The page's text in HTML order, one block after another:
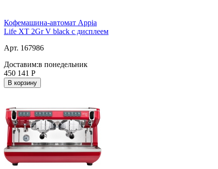
Кофемашина-автомат Appia
Life XT 2Gr V black с дисплеем
Арт. 167986
Доставим:в понедельник
450 141 Р
В корзину